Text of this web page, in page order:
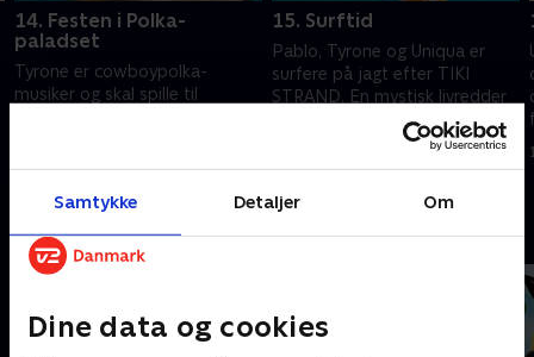
Samtykke Detaljer Om
Dine data og cookies
14. Festen i Polka-
paladset
Tyrone er cowboypolka-
musiker og skal spille til
helt band!
15. maj 2014 • 23 min
15. Surftid
Pablo, Tyrone og Uniqua er
surfere på jagt efter TIKI
STRAND. En mystisk livredder
leder dem op langs kysten,
hvor de lærer seje surftricks og
Andre så også